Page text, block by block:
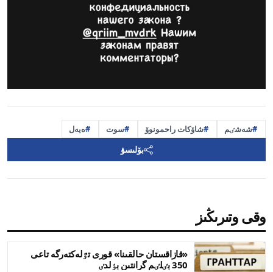
شەشٸم شاۆكات راحمونوۆ سوت ەيەل
بۆلىسۋ
وقى وتىرىڭىز
«قازاقستان حالقىنا» قورى تٷلەكتەرگە تاعى
350 بٸلٸم گرانتىن بٶلدٸ